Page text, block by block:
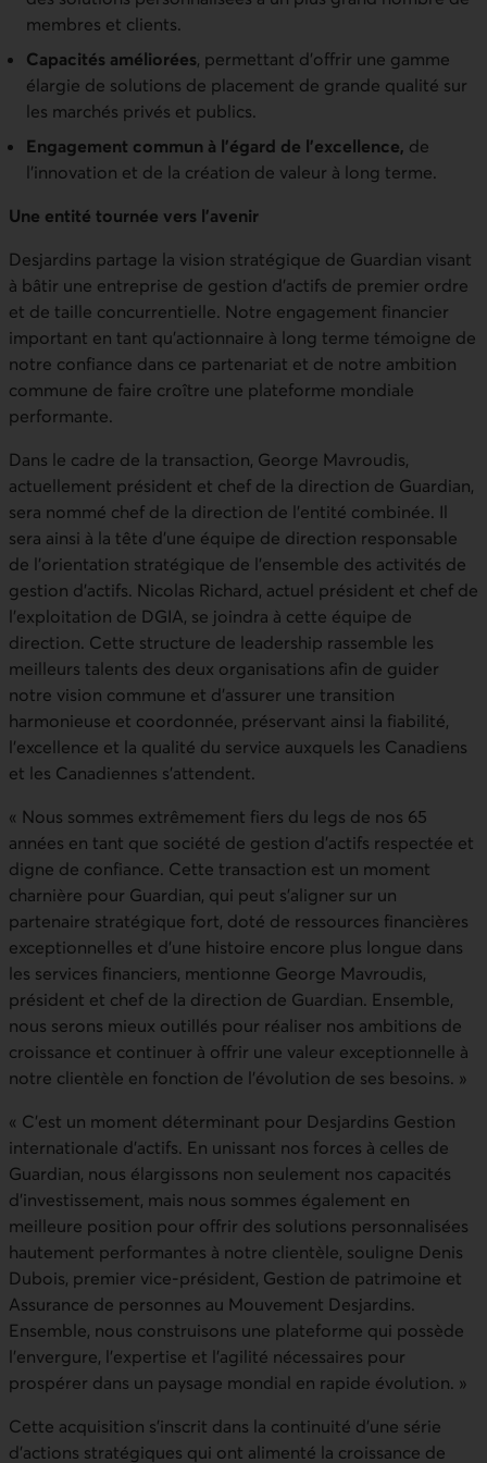
membres et clients.
Capacités améliorées, permettant d’offrir une gamme
élargie de solutions de placement de grande qualité sur
les marchés privés et publics.
Engagement commun à l’égard de l’excellence, de
l’innovation et de la création de valeur à long terme.
Une entité tournée vers l’avenir
Desjardins partage la vision stratégique de Guardian visant
à bâtir une entreprise de gestion d’actifs de premier ordre
et de taille concurrentielle. Notre engagement financier
important en tant qu’actionnaire à long terme témoigne de
notre confiance dans ce partenariat et de notre ambition
commune de faire croître une plateforme mondiale
performante.
Dans le cadre de la transaction, George Mavroudis,
actuellement président et chef de la direction de Guardian,
sera nommé chef de la direction de l’entité combinée. Il
sera ainsi à la tête d’une équipe de direction responsable
de l’orientation stratégique de l’ensemble des activités de
gestion d’actifs. Nicolas Richard, actuel président et chef de
l’exploitation de DGIA, se joindra à cette équipe de
direction. Cette structure de leadership rassemble les
meilleurs talents des deux organisations afin de guider
notre vision commune et d’assurer une transition
harmonieuse et coordonnée, préservant ainsi la fiabilité,
l’excellence et la qualité du service auxquels les Canadiens
et les Canadiennes s’attendent.
« Nous sommes extrêmement fiers du legs de nos 65
années en tant que société de gestion d’actifs respectée et
digne de confiance. Cette transaction est un moment
charnière pour Guardian, qui peut s’aligner sur un
partenaire stratégique fort, doté de ressources financières
exceptionnelles et d’une histoire encore plus longue dans
les services financiers, mentionne George Mavroudis,
président et chef de la direction de Guardian. Ensemble,
nous serons mieux outillés pour réaliser nos ambitions de
croissance et continuer à offrir une valeur exceptionnelle à
notre clientèle en fonction de l’évolution de ses besoins. »
« C’est un moment déterminant pour Desjardins Gestion
internationale d’actifs. En unissant nos forces à celles de
Guardian, nous élargissons non seulement nos capacités
d’investissement, mais nous sommes également en
meilleure position pour offrir des solutions personnalisées
hautement performantes à notre clientèle, souligne Denis
Dubois, premier vice-président, Gestion de patrimoine et
Assurance de personnes au Mouvement Desjardins.
Ensemble, nous construisons une plateforme qui possède
l’envergure, l’expertise et l’agilité nécessaires pour
prospérer dans un paysage mondial en rapide évolution. »
Cette acquisition s’inscrit dans la continuité d’une série
d’actions stratégiques qui ont alimenté la croissance de